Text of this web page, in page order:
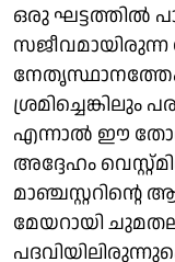
ഒരു ഘട്ടത്തില്‍
എന്നാല്‍ ഈ
അദ്ദേഹം
മാഞ്ചസ്റ്ററിന്റെ
മേയറായി